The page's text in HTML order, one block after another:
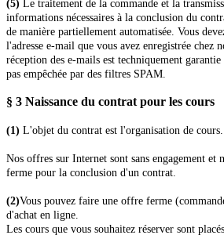
(5) Le traitement de la commande et la
informations nécessaires à la conclusion du
de manière partiellement automatisée. Vous
l'adresse e-mail que vous avez enregistrée chez
réception des e-mails est techniquement
pas empêchée par des filtres SPAM.
§ 3 Naissance du contrat pour les cours
(1) L'objet du contrat est l'organisation de cours.
Nos offres sur Internet sont sans engagement et
ferme pour la conclusion d'un contrat.
(2)Vous pouvez faire une offre ferme
d'achat en ligne.
Les cours que vous souhaitez réserver sont